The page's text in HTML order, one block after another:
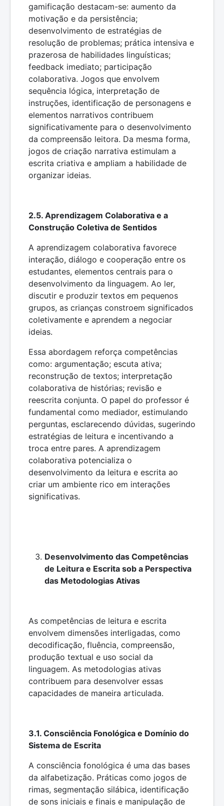
gamificação destacam-se: aumento da
motivação e da persistência;
desenvolvimento de estratégias de
resolução de problemas; prática intensiva e
prazerosa de habilidades linguísticas;
feedback imediato; participação
colaborativa. Jogos que envolvem
sequência lógica, interpretação de
instruções, identificação de personagens e
elementos narrativos contribuem
significativamente para o desenvolvimento
da compreensão leitora. Da mesma forma,
jogos de criação narrativa estimulam a
escrita criativa e ampliam a habilidade de
organizar ideias.
2.5. Aprendizagem Colaborativa e a
Construção Coletiva de Sentidos
A aprendizagem colaborativa favorece
interação, diálogo e cooperação entre os
estudantes, elementos centrais para o
desenvolvimento da linguagem. Ao ler,
discutir e produzir textos em pequenos
grupos, as crianças constroem significados
coletivamente e aprendem a negociar
ideias.
Essa abordagem reforça competências
como: argumentação; escuta ativa;
reconstrução de textos; interpretação
colaborativa de histórias; revisão e
reescrita conjunta. O papel do professor é
fundamental como mediador, estimulando
perguntas, esclarecendo dúvidas, sugerindo
estratégias de leitura e incentivando a
troca entre pares. A aprendizagem
colaborativa potencializa o
desenvolvimento da leitura e escrita ao
criar um ambiente rico em interações
significativas.
Desenvolvimento das Competências
de Leitura e Escrita sob a Perspectiva
das Metodologias Ativas
As competências de leitura e escrita
envolvem dimensões interligadas, como
decodificação, fluência, compreensão,
produção textual e uso social da
linguagem. As metodologias ativas
contribuem para desenvolver essas
capacidades de maneira articulada.
3.1. Consciência Fonológica e Domínio do
Sistema de Escrita
A consciência fonológica é uma das bases
da alfabetização. Práticas como jogos de
rimas, segmentação silábica, identificação
de sons iniciais e finais e manipulação de